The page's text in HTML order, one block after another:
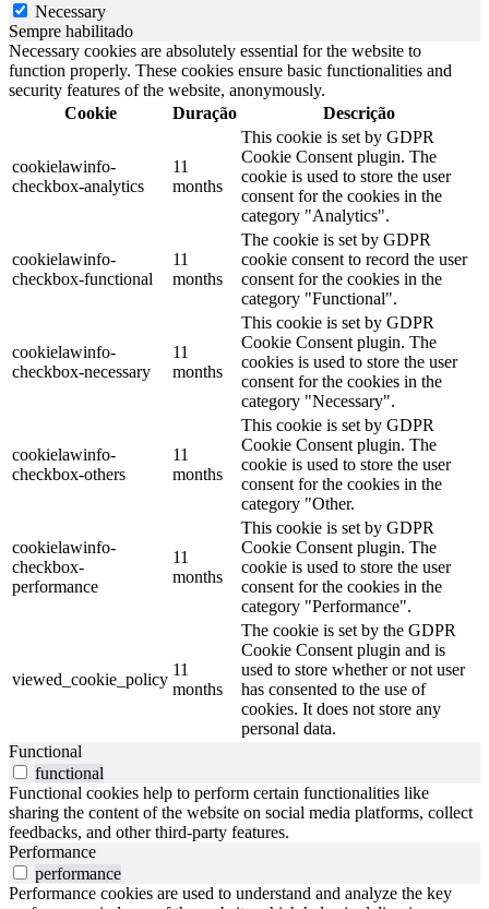
Necessary
Sempre habilitado
Necessary cookies are absolutely essential for the website to
function properly. These cookies ensure basic functionalities and
security features of the website, anonymously.
Cookie
Duração Descrição
cookielawinfo-
checkbox-analytics
11
months
This cookie is set by GDPR
Cookie Consent plugin. The
cookie is used to store the user
consent for the cookies in the
category "Analytics".
cookielawinfo-
checkbox-functional
11
months
The cookie is set by GDPR
cookie consent to record the user
consent for the cookies in the
category "Functional".
cookielawinfo-
checkbox-necessary
11
months
This cookie is set by GDPR
Cookie Consent plugin. The
cookies is used to store the user
consent for the cookies in the
category "Necessary".
cookielawinfo-
checkbox-others
11
months
This cookie is set by GDPR
Cookie Consent plugin. The
cookie is used to store the user
consent for the cookies in the
category "Other.
cookielawinfo-
checkbox-
performance
11
months
This cookie is set by GDPR
Cookie Consent plugin. The
cookie is used to store the user
consent for the cookies in the
category "Performance".
viewed_cookie_policy
11
months
The cookie is set by the GDPR
Cookie Consent plugin and is
used to store whether or not user
has consented to the use of
cookies. It does not store any
personal data.
Functional
functional
Functional cookies help to perform certain functionalities like
sharing the content of the website on social media platforms, collect
feedbacks, and other third-party features.
Performance
performance
Performance cookies are used to understand and analyze the key